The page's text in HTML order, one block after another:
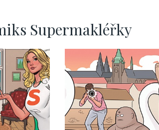
Supermakléřky